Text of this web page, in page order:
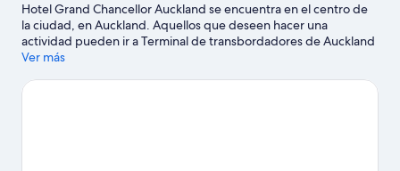
Hotel Grand Chancellor Auckland se encuentra en el centro de
la ciudad, en Auckland. Aquellos que deseen hacer una
actividad pueden ir a Terminal de transbordadores de Auckland
y Muelle de Queens, mientras que quienes quieran ir de
de tiendas) y Princes Wharf. ¿Quieres asistir a un evento o
Ver más